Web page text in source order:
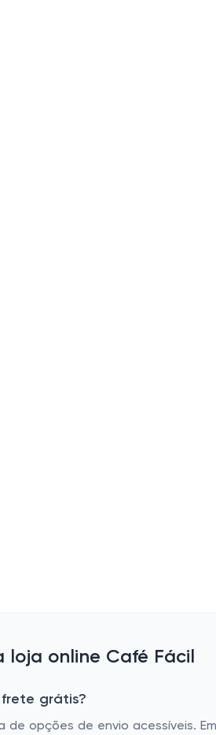
online Café Fácil
grátis?
de opções de envio acessíveis.